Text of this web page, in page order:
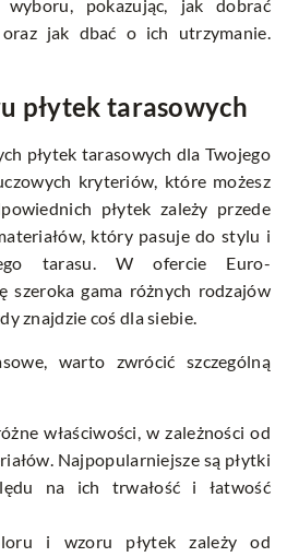
wyboru, pokazując, jak dobrać
jak dbać o ich utrzymanie.
płytek tarasowych
płytek tarasowych dla Twojego
kryteriów, które możesz
płytek zależy przede
który pasuje do stylu i
tarasu. W ofercie Euro-
szeroka gama różnych rodzajów
znajdzie coś dla siebie.
warto zwrócić szczególną
właściwości, w zależności od
Najpopularniejsze są płytki
na ich trwałość i łatwość
i wzoru płytek zależy od